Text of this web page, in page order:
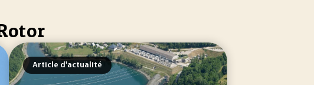
Article d'actualité